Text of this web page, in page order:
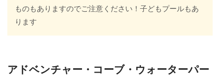
ものもありますのでご注意ください！子どもプールもあ
ります
アドベンチャー・コーブ・ウォーターパー